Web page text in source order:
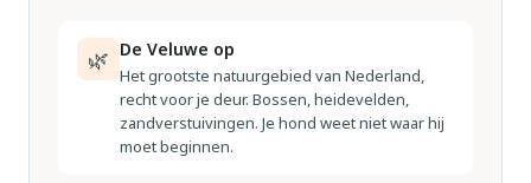
🌿 De Veluwe op
Het grootste natuurgebied van Nederland,
recht voor je deur. Bossen, heidevelden,
zandverstuivingen. Je hond weet niet waar hij
moet beginnen.